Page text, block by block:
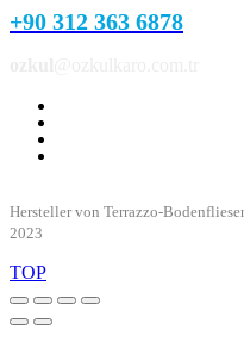
+90 312 363 6878
Hersteller von Terrazzo-
2023
TOP